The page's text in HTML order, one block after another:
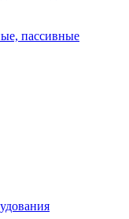
пассивные